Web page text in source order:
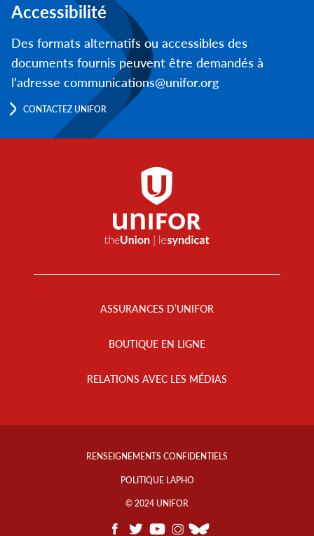
Accessibilité
Des formats alternatifs ou accessibles des
documents fournis peuvent être demandés à
l’adresse communications@unifor.org
CONTACTEZ UNIFOR
ASSURANCES D’UNIFOR
BOUTIQUE EN LIGNE
RELATIONS AVEC LES MÉDIAS
Footer
RENSEIGNEMENTS CONFIDENTIELS
POLITIQUE LAPHO
© 2024 UNIFOR